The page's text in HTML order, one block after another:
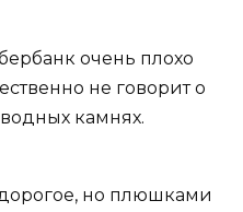
очень плохо
не говорит о
камнях.
но плюшками